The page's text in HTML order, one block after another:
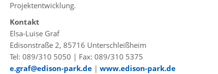
Projektentwicklung.
Kontakt
Elsa-Luise Graf
Edisonstraße 2, 85716 Unterschleißheim
Tel: 089/310 5050 | Fax: 089/310 5375
e.graf@edison-park.de | www.edison-park.de